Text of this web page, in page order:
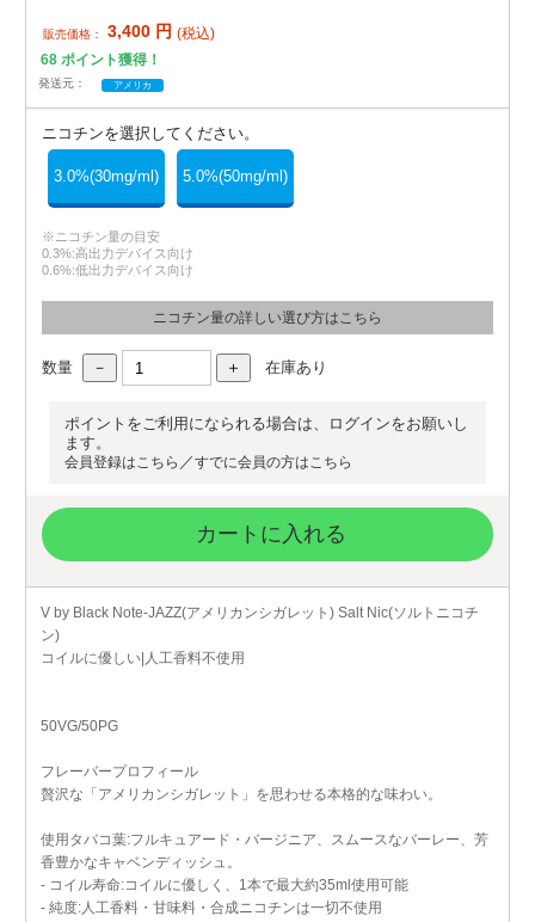
販売価格： 3,400 円 (税込)
68 ポイント獲得！
発送元： アメリカ
ニコチンを選択してください。
3.0%(30mg/ml) 5.0%(50mg/ml)
※ニコチン量の目安
0.3%:高出力デバイス向け
0.6%:低出力デバイス向け
ニコチン量の詳しい選び方はこちら
数量 在庫あり
ポイントをご利用になられる場合は、ログインをお願いし
ます。
会員登録はこちら ／すでに会員の方はこちら
カートに入れる
V by Black Note-JAZZ(アメリカンシガレット) Salt Nic(ソルトニコチ
ン)
コイルに優しい|人工香料不使用
50VG/50PG
フレーバープロフィール
贅沢な「アメリカンシガレット」を思わせる本格的な味わい。
使用タバコ葉:フルキュアード・バージニア、スムースなバーレー、芳
香豊かなキャベンディッシュ。
- コイル寿命:コイルに優しく、1本で最大約35ml使用可能
- 純度:人工香料・甘味料・合成ニコチンは一切不使用